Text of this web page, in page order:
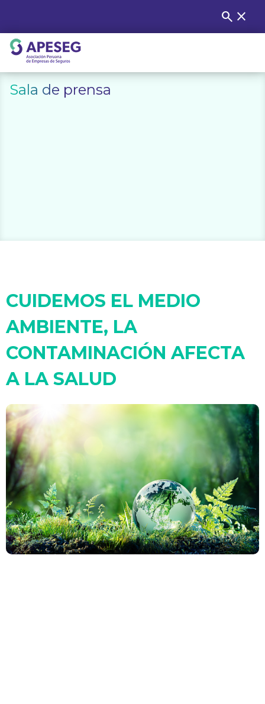
content
Buscar:
search close
APESEG
Sala de prensa
CUIDEMOS EL MEDIO
AMBIENTE, LA
CONTAMINACIÓN AFECTA
A LA SALUD